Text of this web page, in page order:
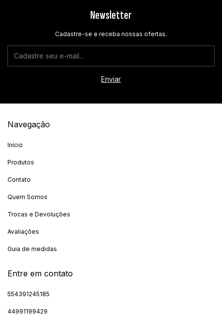
Newsletter
Cadastre-se e receba nossas ofertas.
Navegação
Início
Produtos
Contato
Quem Somos
Trocas e Devoluções
Avaliações
Guia de medidas
Entre em contato
554391245185
44991199429